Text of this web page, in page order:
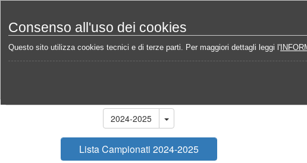
Consenso all'uso dei cookies
Questo sito utilizza cookies tecnici e di terze parti. Per maggiori dettagli leggi l'
Home Campionati Belgio - Jupiler Pro League 2024-2025
2024-2025
Lista Campionati 2024-2025